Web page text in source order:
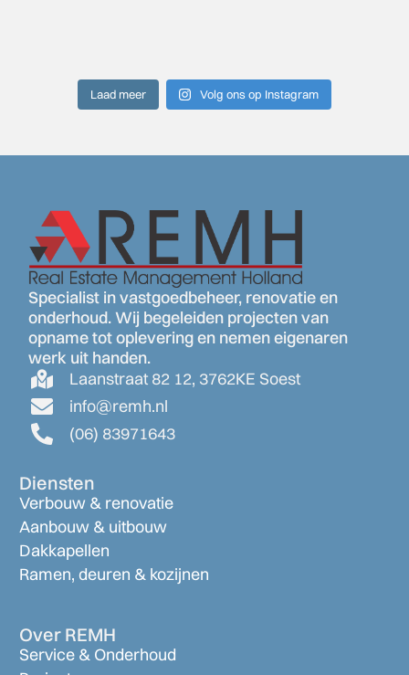
Laad meer Volg ons op Instagram
Specialist in vastgoedbeheer, renovatie en
onderhoud. Wij begeleiden projecten van
opname tot oplevering en nemen eigenaren
werk uit handen.
Laanstraat 82 12, 3762KE Soest
info@remh.nl
(06) 83971643
Diensten
Verbouw & renovatie
Aanbouw & uitbouw
Dakkapellen
Ramen, deuren & kozijnen
Over REMH
Service & Onderhoud